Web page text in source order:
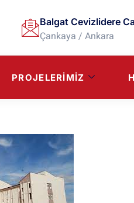
Balgat Cevizlidere
Çankaya / Ankara
PROJELERIMIZ